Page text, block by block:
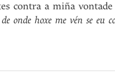
contra a miña
onde hoxe me vén se eu